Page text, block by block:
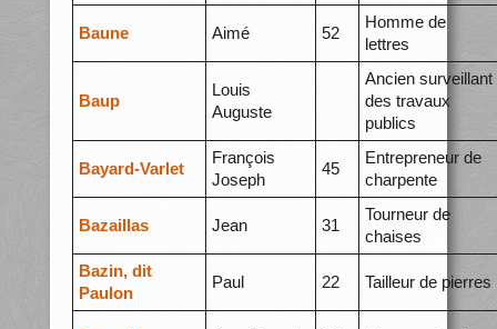
Baune Aimé 52
Homme de
lettres
Baup
Louis
Auguste
Ancien surveillant
des travaux
publics
Bayard-Varlet
François
Joseph
45
Entrepreneur de
charpente
Bazaillas Jean 31
Tourneur de
chaises
Bazin, dit
Paulon
Paul 22 Tailleur de pierres